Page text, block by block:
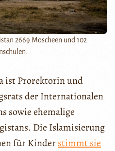
2669 Moscheen und 102
ist Prorektorin und
der Internationalen
sowie ehemalige
Die Islamisierung
für Kinderstimmt sie